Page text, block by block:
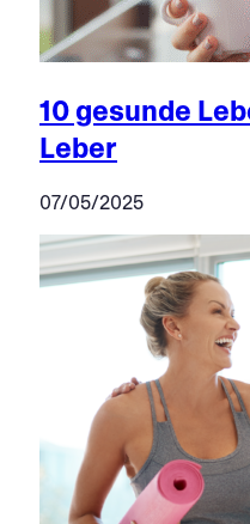
10 gesunde
Leber
07/05/2025